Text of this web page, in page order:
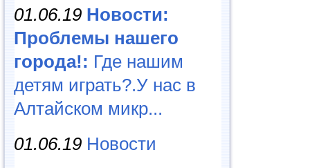
01.06.19 Новости:
Проблемы нашего
города!: Где нашим
детям играть?.У нас в
Алтайском микр...
01.06.19 Новости